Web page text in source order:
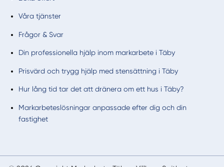
Våra tjänster
Frågor & Svar
Din professionella hjälp inom markarbete i Täby
Prisvärd och trygg hjälp med stensättning i Täby
Hur lång tid tar det att dränera om ett hus i Täby?
Markarbeteslösningar anpassade efter dig och din
fastighet